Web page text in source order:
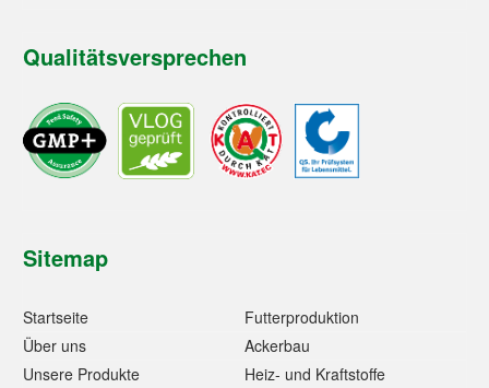
Qualitätsversprechen
Sitemap
Startseite
Über uns
Unsere Produkte
Futterproduktion
Ackerbau
Heiz- und Kraftstoffe